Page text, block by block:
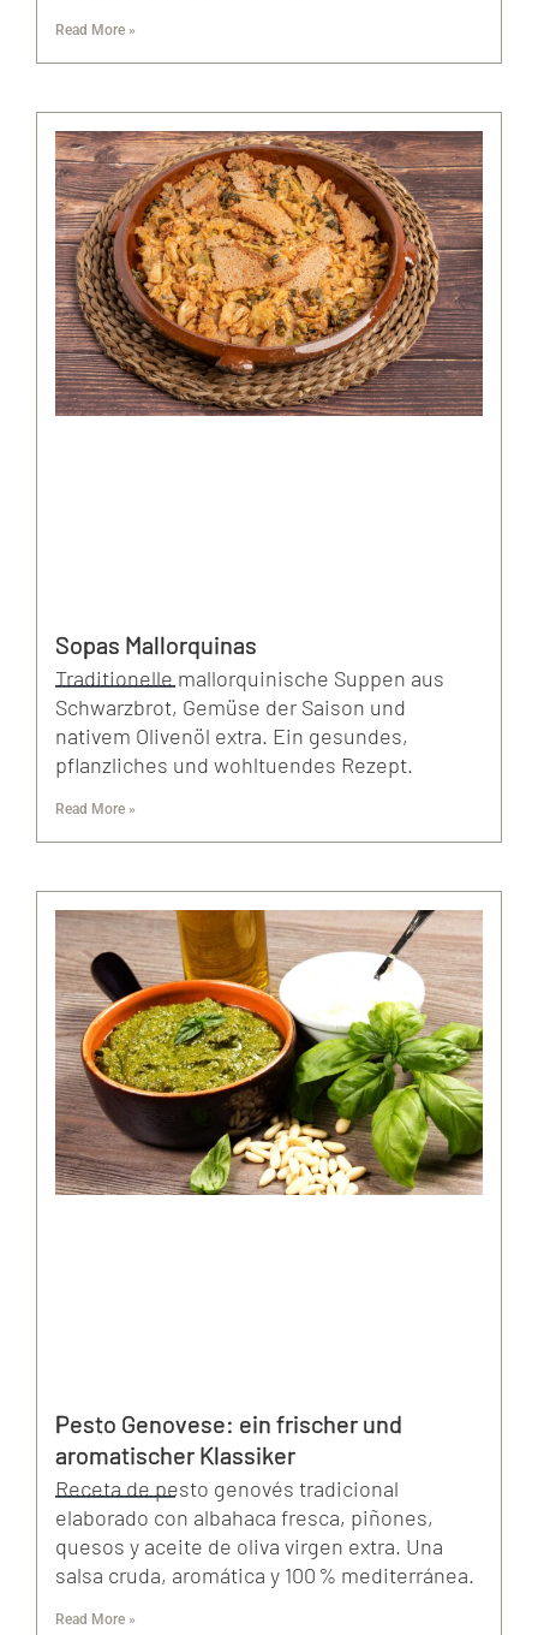
Read More »
Sopas Mallorquinas
Traditionelle mallorquinische Suppen aus
Schwarzbrot, Gemüse der Saison und
nativem Olivenöl extra. Ein gesundes,
pflanzliches und wohltuendes Rezept.
Read More »
Pesto Genovese: ein frischer und
aromatischer Klassiker
Receta de pesto genovés tradicional
elaborado con albahaca fresca, piñones,
quesos y aceite de oliva virgen extra. Una
salsa cruda, aromática y 100 % mediterránea.
Read More »